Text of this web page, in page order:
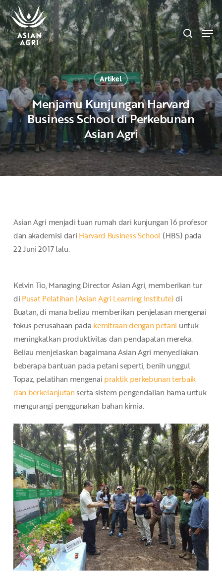
Skip
to
main
content
search
Artikel
Menjamu Kunjungan Harvard
Business School di Perkebunan
Asian Agri
Asian Agri menjadi tuan rumah dari kunjungan 16 profesor
dan akademisi dari Harvard Business School (HBS) pada
22 Juni 2017 lalu.
Kelvin Tio, Managing Director Asian Agri, memberikan tur
di Pusat Pelatihan (Asian Agri Learning Institute)di
Buatan, di mana beliau memberikan penjelasan mengenai
fokus perusahaan pada kemitraan dengan petani untuk
meningkatkan produktivitas dan pendapatan mereka.
Beliau menjelaskan bagaimana Asian Agri menyediakan
beberapa bantuan pada petani seperti, benih unggul
Topaz, pelatihan mengenai praktik perkebunan terbaik
dan berkelanjutanserta sistem pengendalian hama untuk
mengurangi penggunakan bahan kimia.
Menu